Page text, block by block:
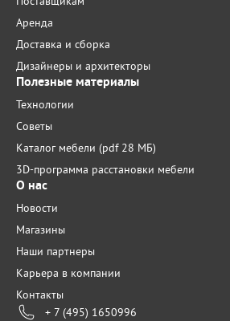
Аренда
Доставка и сборка
Дизайнеры и архитекторы
Полезные материалы
Технологии
Советы
Каталог мебели (pdf 28 МБ)
3D-программа расстановки мебели
О нас
Новости
Магазины
Наши партнеры
Карьера в компании
Контакты
+ 7 (495) 1650996